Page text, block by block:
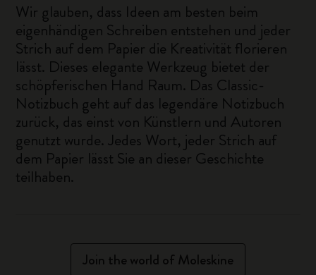
Wir glauben, dass Ideen am besten beim
eigenhändigen Schreiben entstehen und jeder
Strich auf dem Papier die Kreativität florieren
lässt. Dieses elegante Werkzeug bietet der
schöpferischen Hand Raum. Das Classic-
Notizbuch geht auf das legendäre Notizbuch
zurück, das einst von Künstlern und Autoren
genutzt wurde. Jedes Wort, jeder Strich auf
dem Papier lässt Sie an dieser Geschichte
teilhaben.
Join the world of Moleskine